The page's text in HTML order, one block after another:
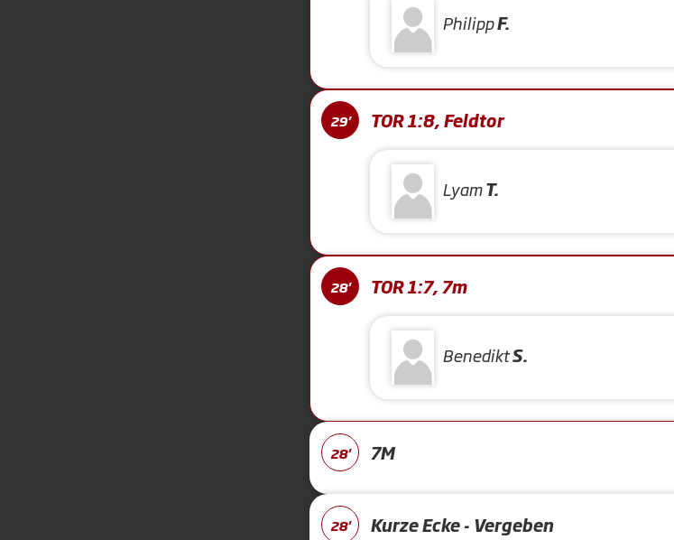
PhilippF.
29' TOR 1:8, Feldtor
LyamT.
28' TOR 1:7, 7m
BenediktS.
28' 7M
28' Kurze Ecke - Vergeben